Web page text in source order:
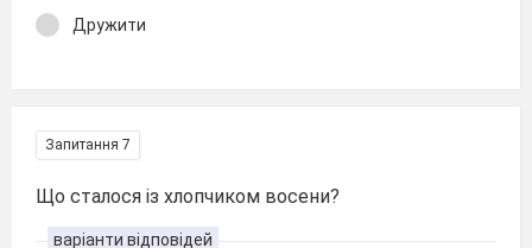
Дружити
Запитання 7
Що сталося із хлопчиком восени?
варіанти відповідей